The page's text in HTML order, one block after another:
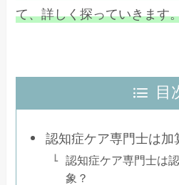
て、詳しく探っていきます
目
認知症ケア専門士は加
認知症ケア専門士は
象？